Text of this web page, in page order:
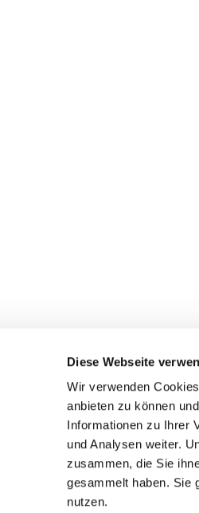
Diese Webseite
Wir verwenden
anbieten zu können
Informationen zu Ihrer
und Analysen weiter.
zusammen, die Sie
gesammelt haben. Sie
nutzen.
The German Shepherd
Everything about the breed
Breeding and upbringing
Helper and saviour
The
Structur
SV